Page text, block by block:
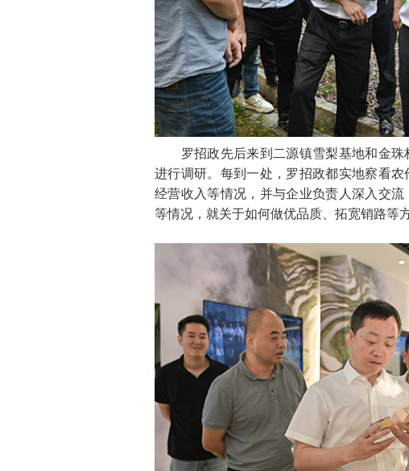
罗招政先后来到二源镇雪梨基地和金珠
进行调研。每到一处，罗招政都实地察看农
经营收入等情况，并与企业负责人深入交
等情况，就关于如何做优品质、拓宽销路等